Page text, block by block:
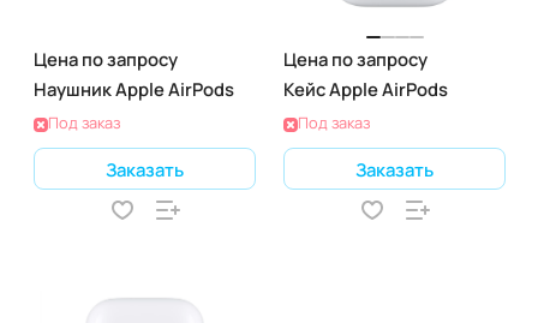
Цена по запросу
Наушник Apple AirPods
Под заказ
Заказать
Цена по запросу
Кейс Apple AirPods
Под заказ
Заказать